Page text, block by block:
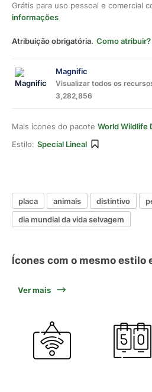
Grátis para uso pessoal e comercial
informações
Atribuição obrigatória. Como atribuir?
Magnific
Visualizar todos os
3,282,856
Mais ícones do pacote World Wildlife
Estilo: Special Lineal
placa animais distintivo
dia mundial da vida selvagem
Ícones com o mesmo estilo
Ver mais